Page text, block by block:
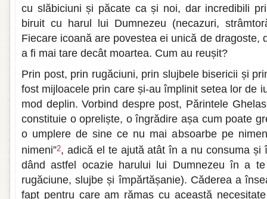
cu slăbiciuni și păcate ca și noi, dar incredibili
biruit cu harul lui Dumnezeu (necazuri,
Fiecare icoană are povestea ei unică de dragoste,
a fi mai tare decât moartea. Cum au reușit?
Prin post, prin rugăciuni, prin slujbele bisericii și
fost mijloacele prin care și-au împlinit setea lor de
mod deplin. Vorbind despre post, Părintele
constituie o opreliște, o îngrădire așa cum poate
o umplere de sine ce nu mai absoarbe pe
nimeni”2, adică el te ajută atât în a nu consuma și
dând astfel ocazie harului lui Dumnezeu în a
rugăciune, slujbe și împărtășanie). Căderea a
fapt pentru care am rămas cu această